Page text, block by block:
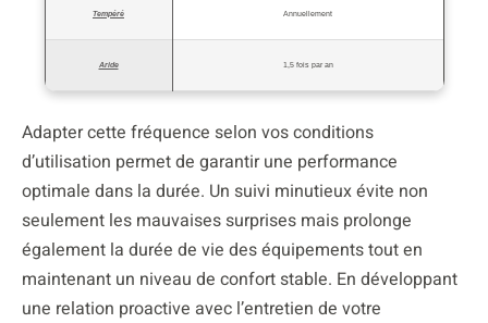
Tempéré Annuellement
Aride 1,5 fois par an
Adapter cette fréquence selon vos conditions
d’utilisation permet de garantir une performance
optimale dans la durée. Un suivi minutieux évite non
seulement les mauvaises surprises mais prolonge
également la durée de vie des équipements tout en
maintenant un niveau de confort stable. En développant
une relation proactive avec l’entretien de votre